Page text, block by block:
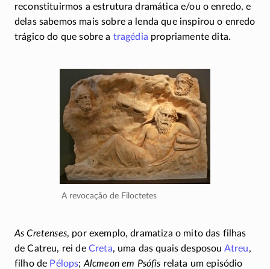
reconstituirmos a estrutura dramática e/ou o enredo, e
delas sabemos mais sobre a lenda que inspirou o enredo
trágico do que sobre a tragédia propriamente dita.
A revocação de Filoctetes
As Cretenses, por exemplo, dramatiza o mito das filhas
de Catreu, rei de Creta, uma das quais desposou Atreu,
filho de Pélops;Alcmeon em Psófis relata um episódio